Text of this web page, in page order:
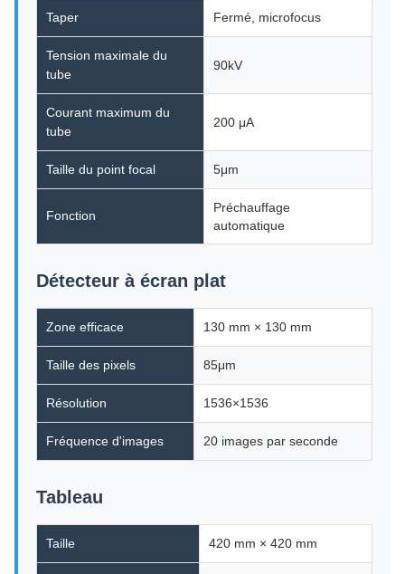
Taper Fermé, microfocus
Tension maximale du
tube
90kV
Courant maximum du
tube
200 μA
Taille du point focal 5μm
Fonction
Préchauffage
automatique
Détecteur à écran plat
Zone efficace 130 mm × 130 mm
Taille des pixels 85μm
Résolution 1536×1536
Fréquence d'images 20 images par seconde
Tableau
Taille 420 mm × 420 mm